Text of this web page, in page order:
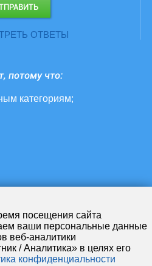
ОТВЕТЫ
потому что:
категориям;
посещения сайта
ваши персональные данные
веб-аналитики
/ Аналитика» в целях его
конфиденциальности